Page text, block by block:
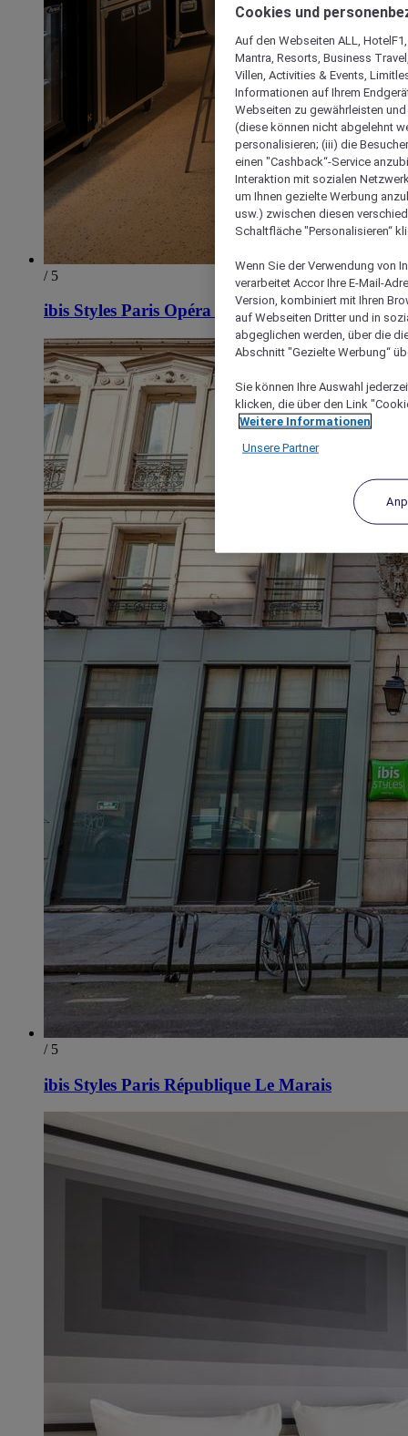
/ 5
ibis Styles Paris Opéra Lafayette
/ 5
ibis Styles Paris République Le Marais
Cookies und
Auf den Webseiten ALL,
Mantra, Resorts, Business
Villen, Activities & Events,
Informationen auf Ihrem
Webseiten zu gewährleisten
(diese können nicht abgelehnt
personalisieren; (iii) die
einen "Cashback“-Service
Interaktion mit sozialen
um Ihnen gezielte Werbung
usw.) zwischen diesen
Schaltfläche "Personalisieren“
Wenn Sie der Verwendung von
verarbeitet Accor Ihre E-Mail-
Version, kombiniert mit Ihren
auf Webseiten Dritter und in
abgeglichen werden, über die
Abschnitt "Gezielte Werbung“
Sie können Ihre Auswahl
klicken, die über den Link
Weitere Informationen
Unsere Partner